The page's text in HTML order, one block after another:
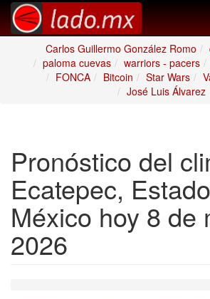
Carlos Guillermo González Romo
paloma cuevas
warriors - pacers
FONCA
Bitcoin Star Wars
José Luis Álvarez
Pronóstico del
Ecatepec,
México hoy 8 de
2026